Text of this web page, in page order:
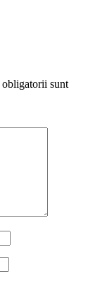
sunt